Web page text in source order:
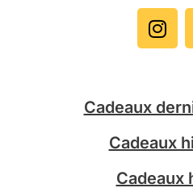
n
s
t
r
a
m
Cadeaux
Cadeaux
Cadeaux